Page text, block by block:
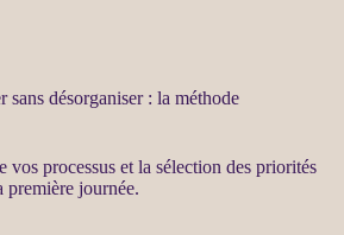
sans désorganiser : la méthode
vos processuset la sélection des priorités
première journée.